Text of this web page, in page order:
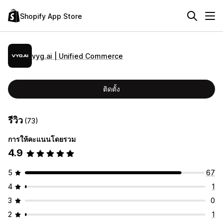
Shopify App Store
vyg.ai | Unified Commerce
ติดตั้ง
รีวิว (73)
การให้คะแนนโดยรวม
4.9
5
67
4
1
3
0
2
1